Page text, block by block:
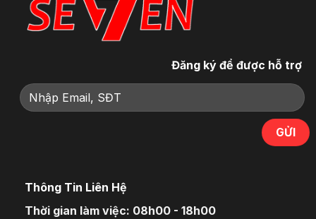
Đăng ký để được hỗ trợ
Thông Tin Liên Hệ
Thời gian làm việc: 08h00 - 18h00